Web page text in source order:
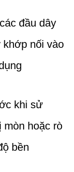
đầu dây
khớp nối vào
khi sử
mòn hoặc rò
bền